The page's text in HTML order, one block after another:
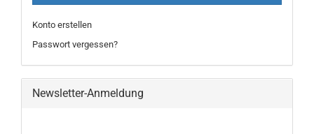
Konto erstellen
Passwort vergessen?
Newsletter-Anmeldung